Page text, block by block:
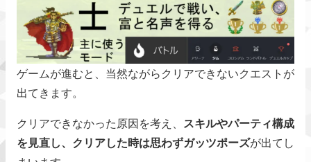
ゲームが進むと、当然ながらクリアできないクエストが
出てきます。
クリアできなかった原因を考え、
スキルやパーティ構成
を見直し、クリアした時は思わずガッツポーズが出てし